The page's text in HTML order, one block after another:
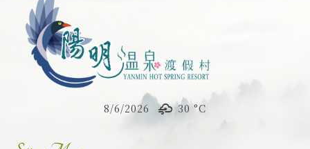
8/6/2026 30 °C